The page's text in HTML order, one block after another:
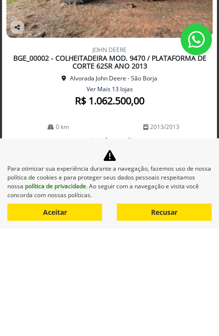
Co
arti
lhe
JOHN DEERE
BGE_00002 - COLHEITADEIRA MOD. 9470 / PLATAFORMA DE
CORTE 625R ANO 2013
Alvorada John Deere - São Borja
Ver Mais 13 lojas
R$ 1.062.500,00
0 km 2013/2013
Mais informações
Para otimizar sua experiência durante a navegação, fazemos uso de nossa
política de cookies e para proteger seus dados pessoais respeitamos
nossa política de privacidade. Ao seguir com a navegação e visita você
concorda com nossas políticas.
Aceitar Recusar